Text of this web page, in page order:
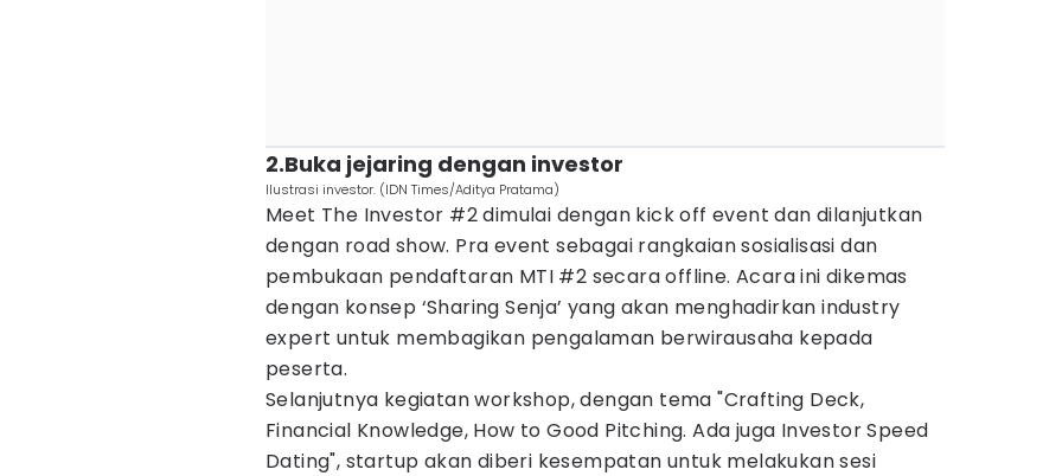
2.Buka jejaring dengan investor
Ilustrasi investor. (IDN Times/Aditya Pratama)
Meet The Investor #2 dimulai dengan kick off event dan dilanjutkan
dengan road show. Pra event sebagai rangkaian sosialisasi dan
pembukaan pendaftaran MTI #2 secara offline. Acara ini dikemas
dengan konsep ‘Sharing Senja’ yang akan menghadirkan industry
expert untuk membagikan pengalaman berwirausaha kepada
peserta.
Selanjutnya kegiatan workshop, dengan tema "Crafting Deck,
Financial Knowledge, How to Good Pitching. Ada juga Investor Speed
Dating", startup akan diberi kesempatan untuk melakukan sesi